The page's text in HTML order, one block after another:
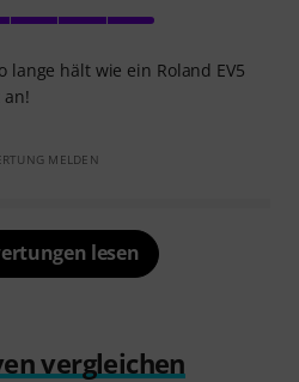
lange hält wie ein Roland EV5
MELDEN
lesen
vergleichen